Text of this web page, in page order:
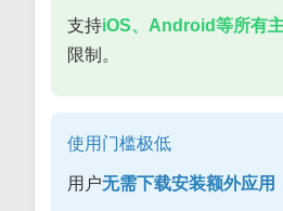
支持iOS、Android等所有
限制。
使用门槛极低
用户无需下载安装额外应用